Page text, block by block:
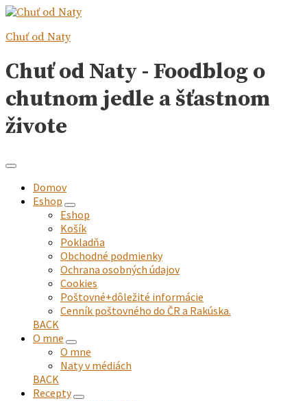
Chuť od Naty
Chuť od Naty - Foodblog o
chutnom jedle a šťastnom
živote
Domov
Eshop
expand
child
menu
Eshop
Košík
Pokladňa
Obchodné podmienky
Ochrana osobných údajov
Cookies
Poštovné+dôležité informácie
Cenník poštovného do ČR a Rakúska.
BACK
O mne
expand
child
menu
O mne
Naty v médiách
BACK
Recepty